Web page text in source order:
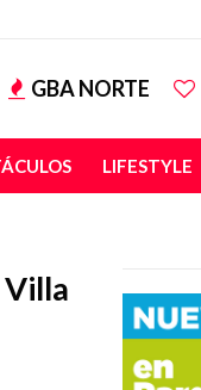
GBA NORTE
LIFESTYLE